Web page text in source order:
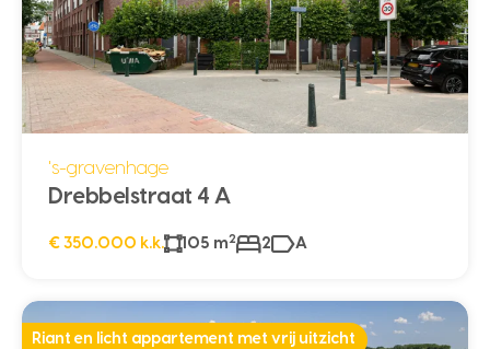
's-gravenhage
Drebbelstraat 4 A
€ 350.000 k.k. 105 m2 2 A
Riant en licht appartement met vrij uitzicht